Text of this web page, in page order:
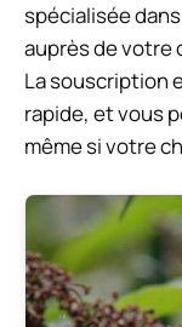
spécialisée
auprès de votre
La souscription
rapide, et vous
même si votre